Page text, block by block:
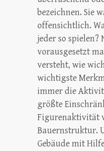
bezeichnen. Sie
offensichtlich.
jeder so spielen?
vorausgesetzt
versteht, wie
wichtigste
immer die
größte
Figurenaktivität
Bauernstruktur.
Gebäude mit